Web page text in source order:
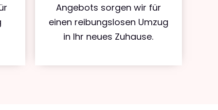
Angebots sorgen wir für
einen reibungslosen Umzug
in Ihr neues Zuhause.